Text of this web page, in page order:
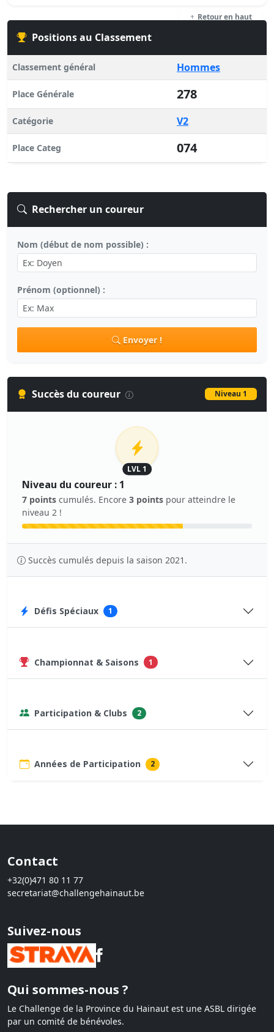
Retour en haut
Positions au Classement
Classement général Hommes
Place Générale 278
Catégorie V2
Place Categ 074
Rechercher un coureur
Nom (début de nom possible) :
Prénom (optionnel) :
Envoyer !
Succès du coureur Niveau 1
LVL 1
Niveau du coureur : 1
7 points cumulés. Encore 3 points pour atteindre le
niveau 2 !
Succès cumulés depuis la saison 2021.
Défis Spéciaux 1
Championnat & Saisons 1
Participation & Clubs 2
Années de Participation 2
Contact
+32(0)471 80 11 77
secretariat@challengehainaut.be
Suivez-nous
Qui sommes-nous ?
Le Challenge de la Province du Hainaut est une ASBL dirigée
par un comité de bénévoles.